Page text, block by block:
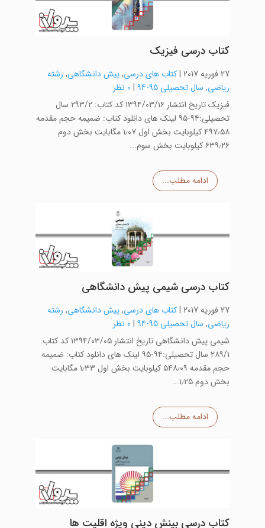
کتاب درسی فیزیک
27 فوریه 2017 |کتاب های درسی,پیش دانشگاهی, رشته
ریاضی, سال تحصیلی 95-94 | 0 نظر
فیزیک تاریخ انتشار ۱۳۹۴/۰۳/۱۶ کد کتاب: ۲۹۳/۲ سال
تحصیلی:۹۴-۹۵ لینک های دانلود کتاب: ضمیمه حجم مقدمه
۴۹۷٫۵۸ کیلوبایت بخش اول ۱٫۰۷ مگابایت بخش دوم
۶۳۹٫۲۶ کیلوبایت بخش سوم...
ادامه مطلب...
کتاب درسی شیمی پیش دانشگاهی
27 فوریه 2017 |کتاب های درسی,پیش دانشگاهی, رشته
ریاضی, سال تحصیلی 95-94 | 0 نظر
شیمی پیش دانشگاهی تاریخ انتشار ۱۳۹۴/۰۳/۰۵ کد کتاب:
۲۸۹/۱ سال تحصیلی:۹۴-۹۵ لینک های دانلود کتاب: ضمیمه
حجم مقدمه ۵۴۸٫۰۹ کیلوبایت بخش اول ۱٫۳۳ مگابایت
بخش دوم ۱٫۲۵...
ادامه مطلب...
کتاب درسی بینش دینی ویژه اقلیت ها